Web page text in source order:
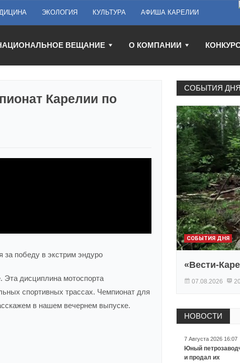
ЭКОЛОГИЯ КУЛЬТУРА АФИША КАРЕЛИИ
ВЕЩАНИЕ О КОМПАНИИ
Карелии по
за победу в экстрим эндуро
Эта дисциплина мотоспорта
спортивных трассах. Чемпионат для
в нашем вечернем выпуске.
СОБЫТИЯ ДНЯ
СОБЫТИЯ ДНЯ
«Вести-
07.08.2026
НОВОСТИ
7 Августа 2026 16:07
Юный
и продал их